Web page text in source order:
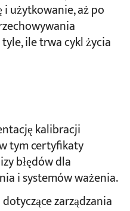
i użytkowanie, aż po
ile trwa cykl życia
kalibracji
tym certyfikaty
błędów dla
i systemów ważenia.
zarządzania